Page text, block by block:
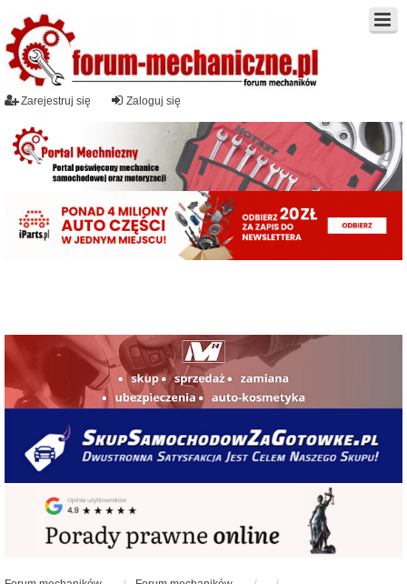
Zaloguj się
Zarejestruj się